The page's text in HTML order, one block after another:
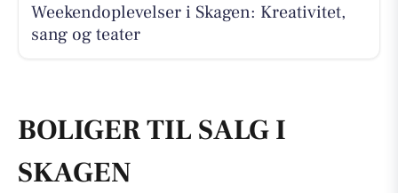
Weekendoplevelser i Skagen: Kreativitet,
sang og teater
BOLIGER TIL SALG I
SKAGEN